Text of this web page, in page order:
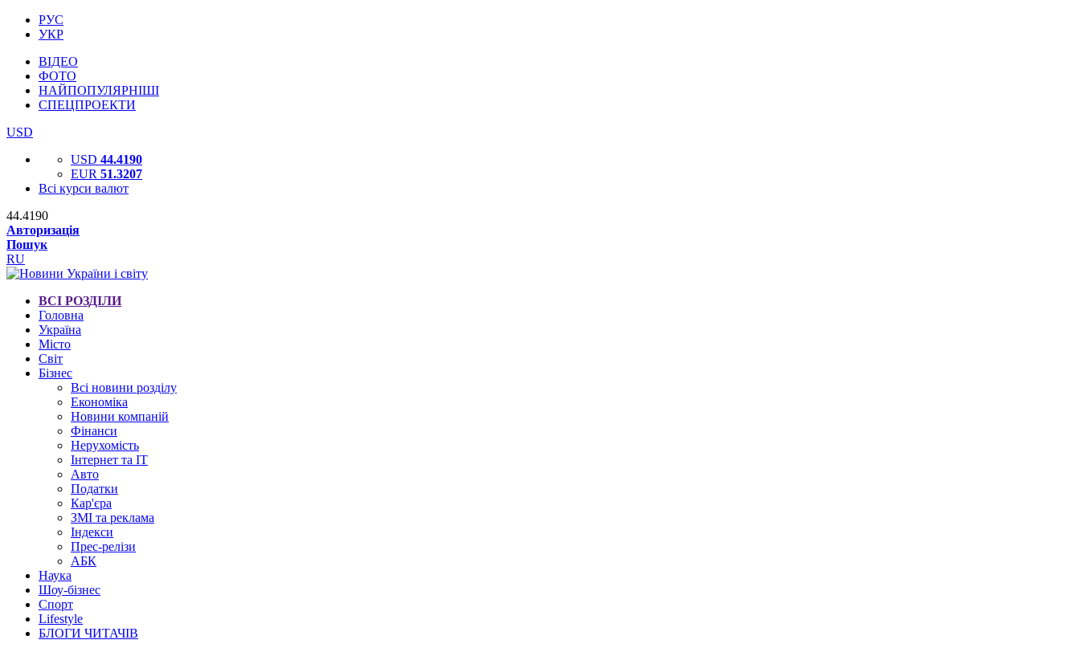
РУС
УКР
ВІДЕО
ФОТО
НАЙПОПУЛЯРНІШІ
СПЕЦПРОЕКТИ
USD
USD 44.4190
EUR 51.3207
Всі курси валют
44.4190
Авторизація
Пошук
RU
ВСІ РОЗДІЛИ
Головна
Україна
Місто
Світ
Бізнес
Всі новини розділу
Економіка
Новини компаній
Фінанси
Нерухомість
Інтернет та IT
Авто
Податки
Кар'єра
ЗМІ та реклама
Індекси
Прес-релізи
АБК
Наука
Шоу-бізнес
Спорт
Lifestyle
БЛОГИ ЧИТАЧІВ